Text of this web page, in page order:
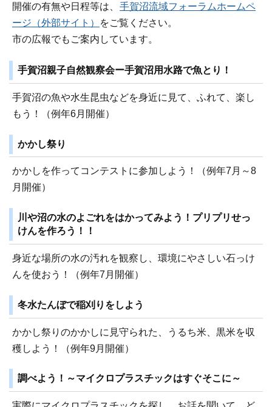
開催の有無や日程等は、 手賀沼流域フォーラムホームペ
ージ（外部サイト）
をご覧ください。
市の広報でもご案内しています。
手賀沼親子自然観察会ー手賀沼用水路で魚とり！
手賀沼の魚や水生昆虫などを身近に見て、ふれて、楽し
もう！（例年6月開催）
かかし祭り
かかしを作ってコンテストに参加しよう！（例年7月～8
月開催）
川や沼の水のよごれをはかってみよう！プリプリせっ
けんを作ろう！！
身近な場所の水の汚れを観察し、環境にやさしい石っけ
んを使おう！（例年7月開催）
冬水たんぼで稲刈りをしよう
かかし祭りのかかしに見守られた、うるち米、黒米を収
穫しよう！（例年9月開催）
調べよう！～マイクロプラスチックはすぐそこに～